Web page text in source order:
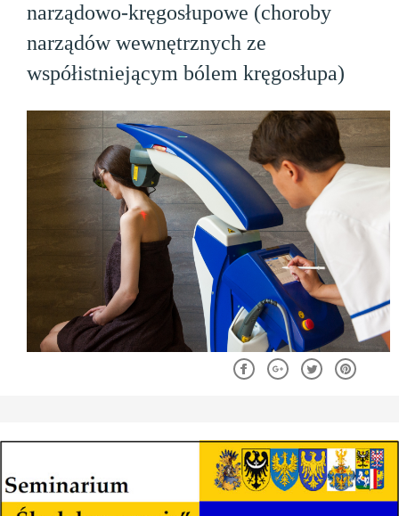
narządowo-kręgosłupowe (choroby
narządów wewnętrznych ze
współistniejącym bólem kręgosłupa)